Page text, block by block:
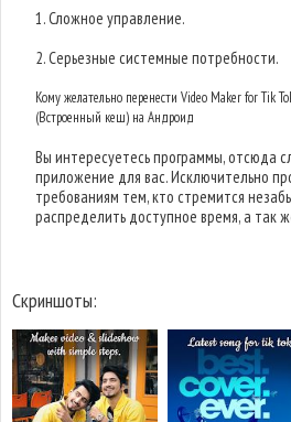
1. Сложное управление.
2. Серьезные системные потребности.
Кому желательно перенести Video Maker for Tik
(Встроенный кеш) на Андроид
Вы интересуетесь программы, отсюда
приложение для вас. Исключительно
требованиям тем, кто стремится
распределить доступное время, а так
Скриншоты: